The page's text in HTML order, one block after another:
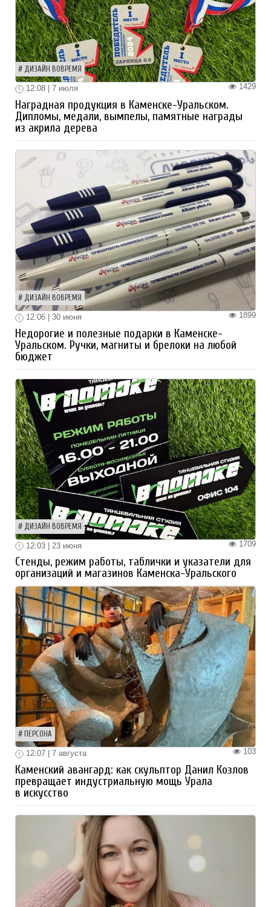
ДИЗАЙН ВОВРЕМЯ
1429
12:08 | 7 июля
Наградная продукция в Каменске-Уральском.
Дипломы, медали, вымпелы, памятные награды
из акрила дерева
ДИЗАЙН ВОВРЕМЯ
1899
12:06 | 30 июня
Недорогие и полезные подарки в Каменске-
Уральском. Ручки, магниты и брелоки на любой
бюджет
ДИЗАЙН ВОВРЕМЯ
1709
12:03 | 23 июня
Стенды, режим работы, таблички и указатели для
организаций и магазинов Каменска-Уральского
ПЕРСОНА
103
12:07 | 7 августа
Каменский авангард: как скульптор Данил Козлов
превращает индустриальную мощь Урала
в искусство